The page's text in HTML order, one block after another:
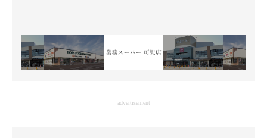
advertisement